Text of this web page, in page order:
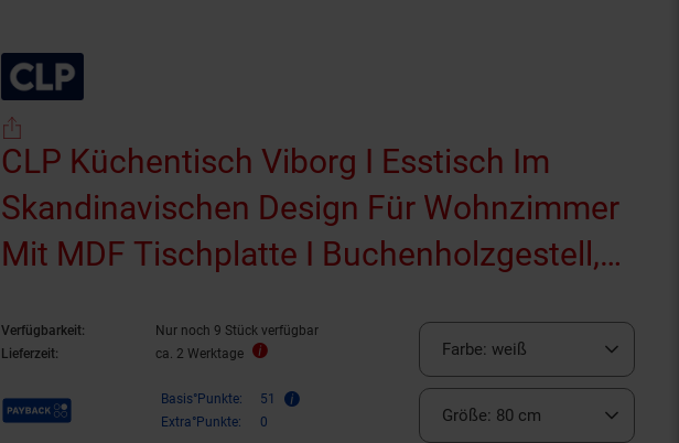
CLP Küchentisch Viborg I Esstisch Im
Skandinavischen Design Für Wohnzimmer
Mit MDF Tischplatte I Buchenholzgestell,
Verfügbarkeit:
Nur noch 9 Stück verfügbar
Lieferzeit:
ca. 2 Werktage
Payback Punkte Basis°Punkte:
51
Extra°Punkte:
0
Farbe:weiß
Größe: 80 cm